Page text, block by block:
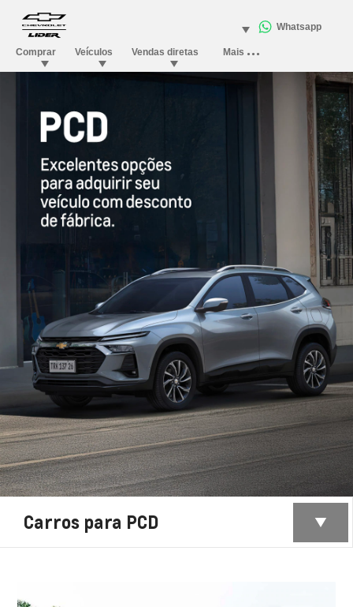
Carros para PCD